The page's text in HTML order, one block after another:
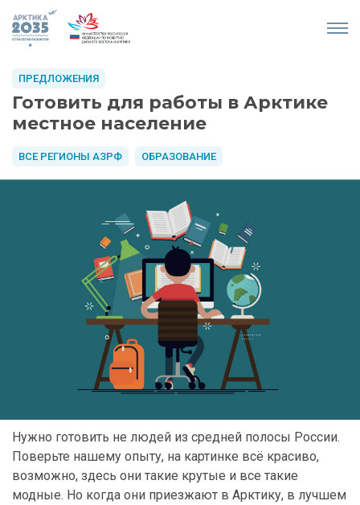
Готовить для работы в Арктике
местное население
ВСЕ РЕГИОНЫ АЗРФ ОБРАЗОВАНИЕ
ПРЕДЛОЖЕНИЯ
Нужно готовить не людей из средней полосы России.
Поверьте нашему опыту, на картинке всё красиво,
возможно, здесь они такие крутые и все такие
модные. Но когда они приезжают в Арктику, в лучшем